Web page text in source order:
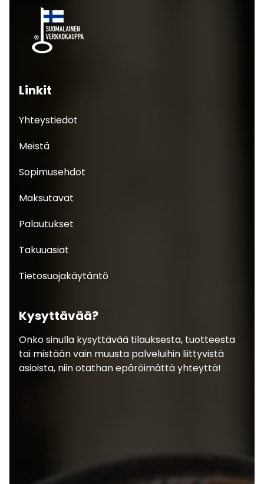
Linkit
Yhteystiedot
Meistä
Sopimusehdot
Maksutavat
Palautukset
Takuuasiat
Tietosuojakäytäntö
Kysyttävää?
Onko sinulla kysyttävää tilauksesta, tuotteesta
tai mistään vain muusta palveluihin liittyvistä
asioista, niin otathan epäröimättä yhteyttä!